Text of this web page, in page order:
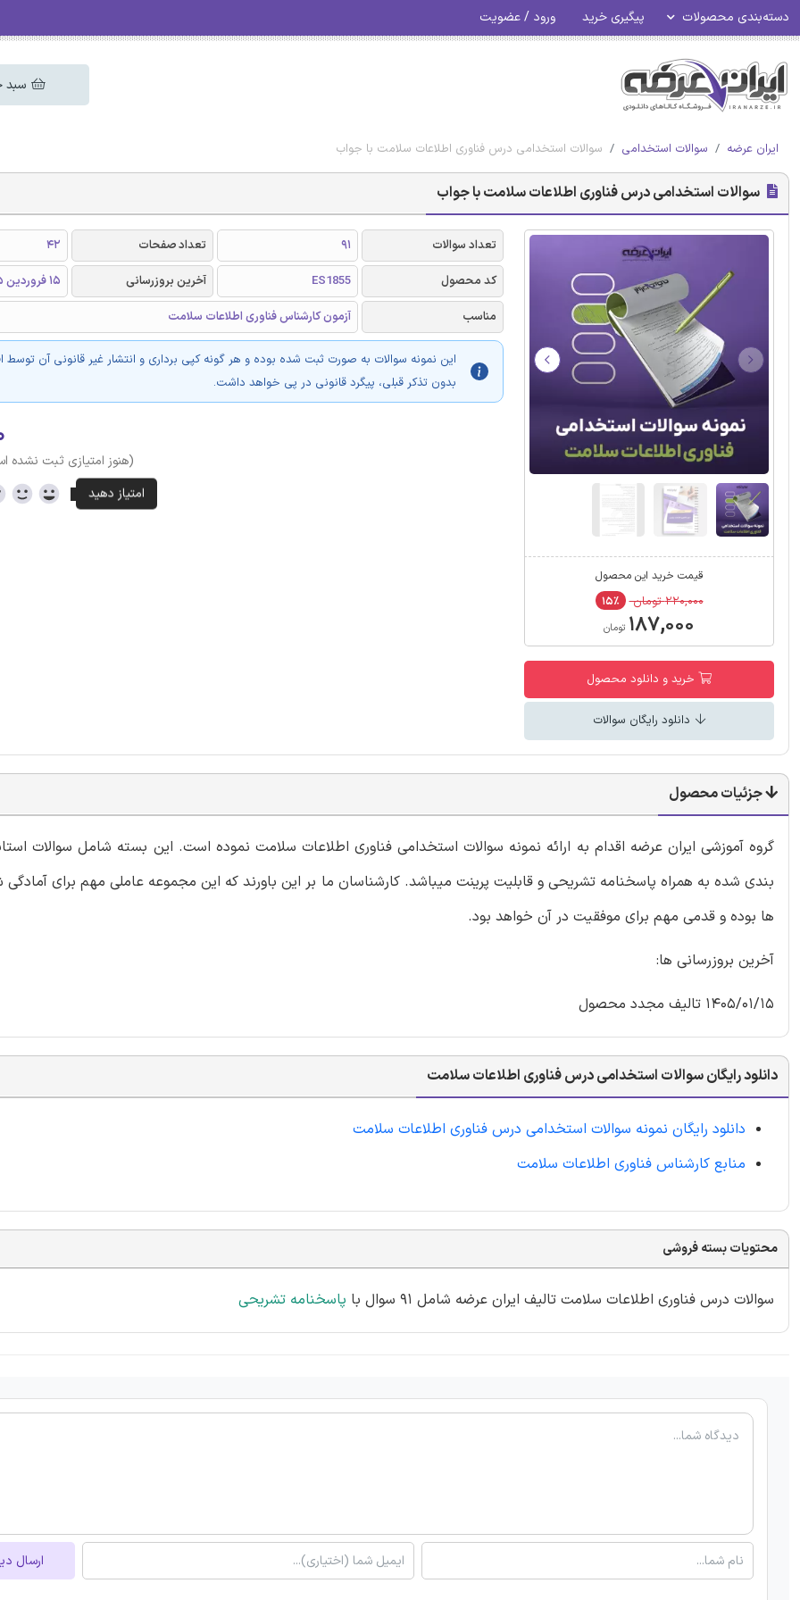
دسته‌بندی محصولات پیگیری خرید ورود / عضویت
سبد
ایران عرضه سوالات استخدامی سوالات استخدامی درس فناوری اطلاعات سلامت با جواب
سوالات استخدامی درس فناوری اطلاعات سلامت با جواب
قیمت خرید این محصول
۲۲۰,۰۰۰ تومان ۱۵٪
۱۸۷,۰۰۰ تومان
خرید و دانلود محصول
دانلود رایگان سوالات
تعداد سوالات 91 تعداد صفحات
42
کد محصول
ES1855 آخرین بروزرسانی
15 فروردین 1405
مناسب
آزمون کارشناس فناوری اطلاعات سلامت
این نمونه سوالات به صورت ثبت شده بوده و هر گونه کپی برداری و انتشار غیر قانونی آن توسط
بدون تذکر قبلی، پیگرد قانونی در پی خواهد داشت.
(هنوز امتیازی ثبت نشده
جزئیات محصول
گروه آموزشی ایران عرضه اقدام به ارائه نمونه سوالات استخدامی فناوری اطلاعات سلامت نموده است. این بسته شامل سوالات
بندی شده به همراه پاسخنامه تشریحی و قابلیت پرینت میباشد. کارشناسان ما بر این باورند که این مجموعه عاملی مهم برای آمادگی
ها بوده و قدمی مهم برای موفقیت در آن خواهد بود.
آخرین بروزرسانی ها:
1405/01/15 تالیف مجدد محصول
دانلود رایگان سوالات استخدامی درس فناوری اطلاعات سلامت
دانلود رایگان نمونه سوالات استخدامی درس فناوری اطلاعات سلامت
منابع کارشناس فناوری اطلاعات سلامت
محتویات بسته فروشی
سوالات درس فناوری اطلاعات سلامت تالیف ایران عرضه شامل 91 سوال با پاسخنامه تشریحی
ارسال